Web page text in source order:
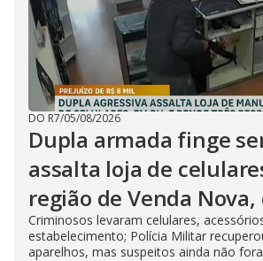
DO R7/05/08/2026
Dupla armada finge
assalta loja de
região de Venda Nova,
Criminosos levaram celulares,
estabelecimento; Polícia Militar
aparelhos, mas suspeitos ainda não